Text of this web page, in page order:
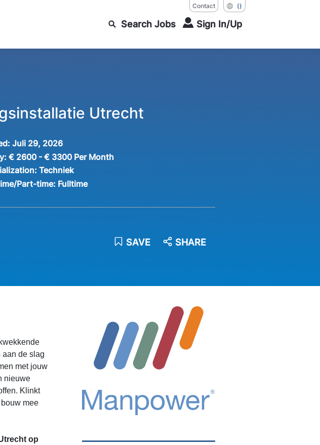
Contact ()
Search Jobs Sign In/Up
Utrecht
Juli 29, 2026
€ 2600 - € 3300 Per Month
Techniek
Part-time: Fulltime
SAVE SHARE
aan de slag
met jouw
nieuwe
Klinkt
mee
op